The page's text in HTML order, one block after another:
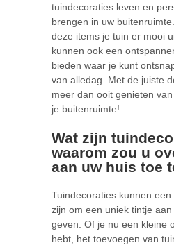
tuindecoraties leven en
brengen in uw
deze items je tuin er mooi
kunnen ook een
bieden waar je kunt
van alledag. Met de juiste
meer dan ooit genieten
je buitenruimte!
Wat zijn
waarom zou u
aan uw huis toe
Tuindecoraties kunnen
zijn om een uniek tintje
geven. Of je nu een kleine
hebt, het toevoegen van